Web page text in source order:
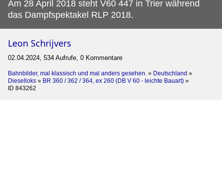
Am 28 April 2018 steht V60 447 in Trier während
das Dampfspektakel RLP 2018.
Leon Schrijvers
02.04.2024, 534 Aufrufe, 0 Kommentare
Bahnbilder, mal klassisch und mal anders gesehen. » Deutschland »
Dieselloks » BR 360 / 362 / 364, ex 260 (DB V 60 - leichte Bauart) »
ID 843262